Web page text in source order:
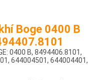
Boge 0400 B
0400 B, 8494406.8101,
644004501, 644004401,